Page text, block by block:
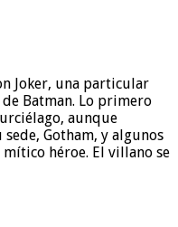
Joker, una particular
Batman. Lo primero
aunque
Gotham, y algunos
héroe. El villano se